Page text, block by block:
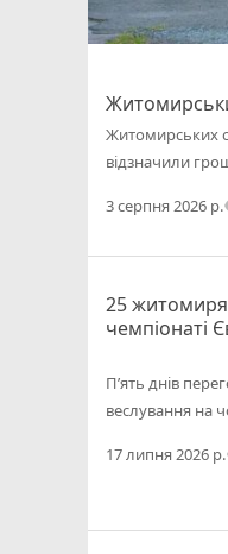
Житомирських
відзначили
3 серпня 2026 р.
25
чемпіонаті
П’ять днів
веслування на
17 липня 2026 р.